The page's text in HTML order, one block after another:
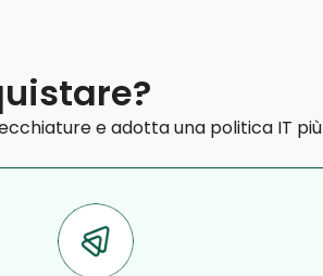
e adotta una politica IT più